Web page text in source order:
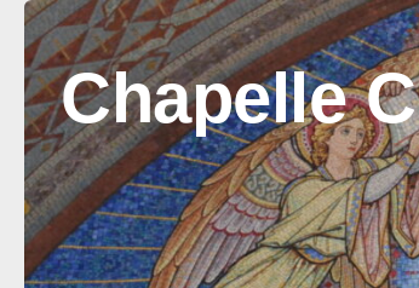
Skip to content
Chapelle